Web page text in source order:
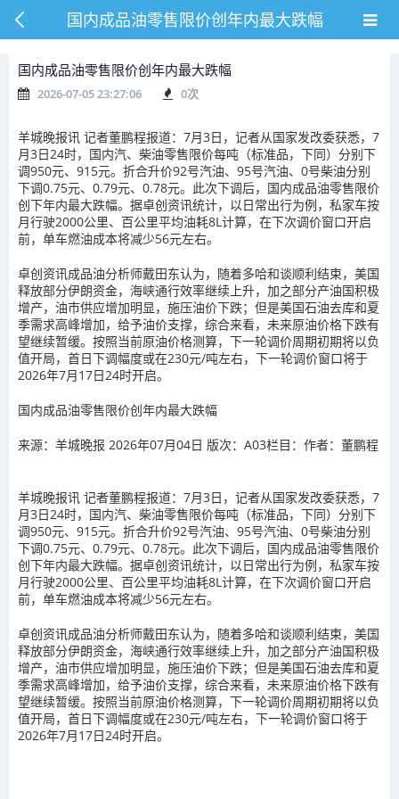
国内成品油零售限价创年内最大跌幅
国内成品油零售限价创年内最大跌幅
2026-07-05 23:27:06 0次
羊城晚报讯 记者董鹏程报道：7月3日，记者从国家发改委获悉，7
月3日24时，国内汽、柴油零售限价每吨（标准品，下同）分别下
调950元、915元。折合升价92号汽油、95号汽油、0号柴油分别
下调0.75元、0.79元、0.78元。此次下调后，国内成品油零售限价
创下年内最大跌幅。据卓创资讯统计，以日常出行为例，私家车按
月行驶2000公里、百公里平均油耗8L计算，在下次调价窗口开启
前，单车燃油成本将减少56元左右。
卓创资讯成品油分析师戴田东认为，随着多哈和谈顺利结束，美国
释放部分伊朗资金，海峡通行效率继续上升，加之部分产油国积极
增产，油市供应增加明显，施压油价下跌；但是美国石油去库和夏
季需求高峰增加，给予油价支撑，综合来看，未来原油价格下跌有
望继续暂缓。按照当前原油价格测算，下一轮调价周期初期将以负
值开局，首日下调幅度或在230元/吨左右，下一轮调价窗口将于
2026年7月17日24时开启。
国内成品油零售限价创年内最大跌幅
来源：羊城晚报 2026年07月04日 版次：A03栏目： 作者：董鹏程
羊城晚报讯 记者董鹏程报道：7月3日，记者从国家发改委获悉，7
月3日24时，国内汽、柴油零售限价每吨（标准品，下同）分别下
调950元、915元。折合升价92号汽油、95号汽油、0号柴油分别
下调0.75元、0.79元、0.78元。此次下调后，国内成品油零售限价
创下年内最大跌幅。据卓创资讯统计，以日常出行为例，私家车按
月行驶2000公里、百公里平均油耗8L计算，在下次调价窗口开启
前，单车燃油成本将减少56元左右。
卓创资讯成品油分析师戴田东认为，随着多哈和谈顺利结束，美国
释放部分伊朗资金，海峡通行效率继续上升，加之部分产油国积极
增产，油市供应增加明显，施压油价下跌；但是美国石油去库和夏
季需求高峰增加，给予油价支撑，综合来看，未来原油价格下跌有
望继续暂缓。按照当前原油价格测算，下一轮调价周期初期将以负
值开局，首日下调幅度或在230元/吨左右，下一轮调价窗口将于
2026年7月17日24时开启。